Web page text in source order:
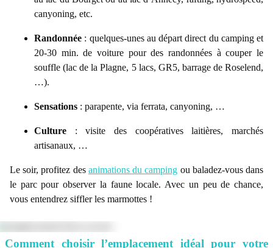
canyoning, etc.
Randonnée : quelques-unes au départ direct du camping et
20-30 min. de voiture pour des randonnées à couper le
souffle (lac de la Plagne, 5 lacs, GR5, barrage de Roselend,
…).
Sensations : parapente, via ferrata, canyoning, …
Culture : visite des coopératives laitières, marchés
artisanaux, …
Le soir, profitez des animations du camping ou baladez-vous dans
le parc pour observer la faune locale. Avec un peu de chance,
vous entendrez siffler les marmottes !
Comment choisir l’emplacement idéal pour votre